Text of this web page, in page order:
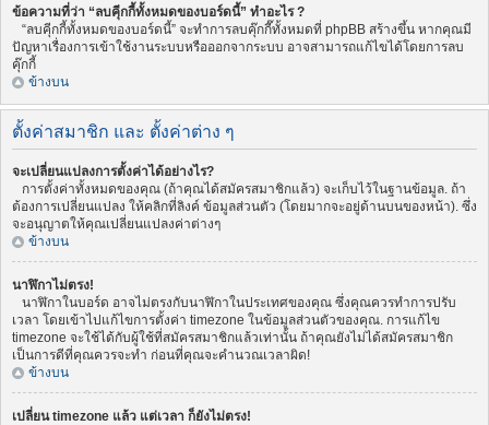
ข้อความที่ว่า “ลบคุีกกี้ทั้งหมดของบอร์ดนี้” ทำอะไร ?
“ลบคุีกกี้ทั้งหมดของบอร์ดนี้” จะทำการลบคุ๊กกี๊ทั้งหมดที่ phpBB สร้างขึ้น หากคุณมี
ปัญหาเรื่องการเข้าใช้งานระบบหรือออกจากระบบ อาจสามารถแก้ไขได้โดยการลบ
คุ๊กกี้
ข้างบน
ตั้งค่าสมาชิก และ ตั้งค่าต่าง ๆ
จะเปลี่ยนแปลงการตั้งค่าได้อย่างไร?
การตั้งค่าทั้งหมดของคุณ (ถ้าคุณได้สมัครสมาชิกแล้ว) จะเก็บไว้ในฐานข้อมูล. ถ้า
ต้องการเปลี่ยนแปลง ให้คลิกที่ลิงค์ ข้อมูลส่วนตัว (โดยมากจะอยู่ด้านบนของหน้า). ซึ่ง
จะอนุญาตให้คุณเปลี่ยนแปลงค่าต่างๆ
ข้างบน
นาฬิกาไม่ตรง!
นาฬิกาในบอร์ด อาจไม่ตรงกับนาฬิกาในประเทศของคุณ ซึ่งคุณควรทำการปรับ
เวลา โดยเข้าไปแก้ไขการตั้งค่า timezone ในข้อมูลส่วนตัวของคุณ. การแก้ไข
timezone จะใช้ได้กับผู้ใช้ที่สมัครสมาชิกแล้วเท่านั้น ถ้าคุณยังไม่ได้สมัครสมาชิก
เป็นการดีที่คุณควรจะทำ ก่อนที่คุณจะคำนวณเวลาผิด!
ข้างบน
เปลี่ยน timezone แล้ว แต่เวลา ก็ยังไม่ตรง!